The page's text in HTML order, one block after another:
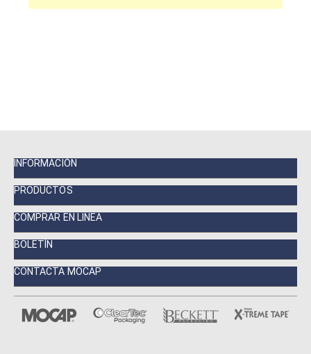
INFORMACIÓN
PRODUCTOS
COMPRAR EN LINEA
BOLETÍN
CONTACTA MOCAP